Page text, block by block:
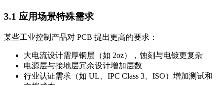
3.1 应用场景特殊需求
某些工业控制产品对 PCB 提出更高的要求：
大电流设计需厚铜层（如 2oz），蚀刻与电镀更复杂
电源层与接地层冗余设计增加层数
行业认证需求（如 UL、IPC Class 3、ISO）增加测试和